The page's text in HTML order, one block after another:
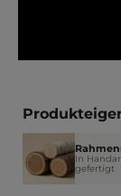
In
gefertigt